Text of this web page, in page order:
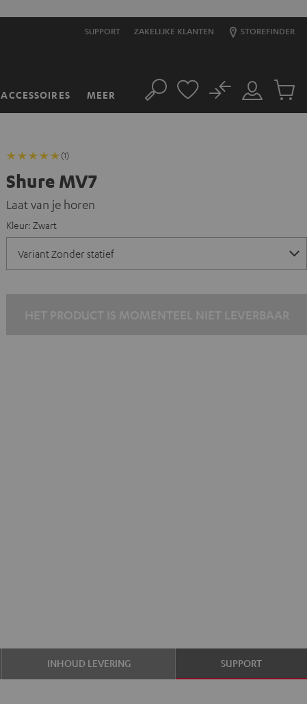
SUPPORT ZAKELIJKE KLANTEN STOREFINDER
ACCESSOIRES MEER Zoeken
Mijn
account
No
(1)
Shure MV7
Laat van je horen
Kleur: Zwart
INHOUD LEVERING SUPPORT